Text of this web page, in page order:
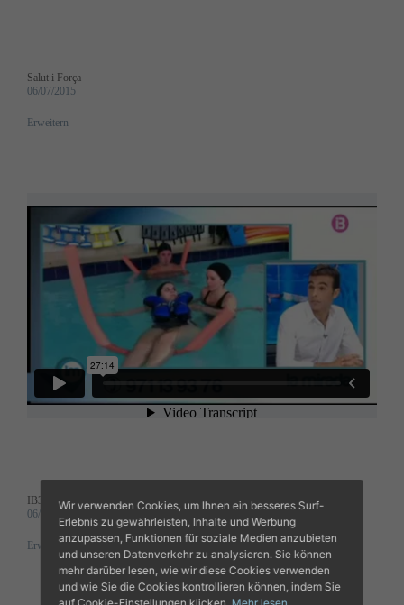
Salut i Força
06/07/2015
Erweitern
IB3TV
06/07/2015
Erweitern
Wir verwenden Cookies, um Ihnen ein besseres Surf-
Erlebnis zu gewährleisten, Inhalte und Werbung
anzupassen, Funktionen für soziale Medien anzubieten
und unseren Datenverkehr zu analysieren. Sie können
mehr darüber lesen, wie wir diese Cookies verwenden
und wie Sie die Cookies kontrollieren können, indem Sie